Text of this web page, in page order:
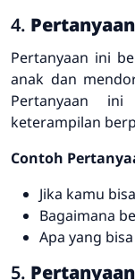
4.
Pertanyaan ini
anak dan
Pertanyaan
keterampilan
Contoh
Jika kamu
Bagaimana
Apa yang
5.